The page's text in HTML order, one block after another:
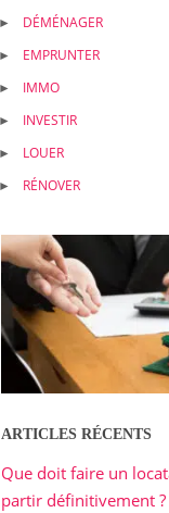
DÉMÉNAGER
EMPRUNTER
IMMO
INVESTIR
LOUER
RÉNOVER
ARTICLES RÉCENTS
Que doit faire un
partir définitivement ?